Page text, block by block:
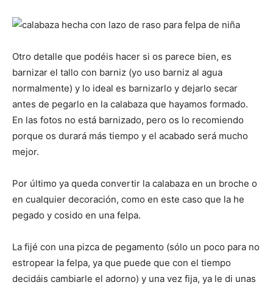
Otro detalle que podéis hacer si os parece bien, es
barnizar el tallo con barniz (yo uso barniz al agua
normalmente) y lo ideal es barnizarlo y dejarlo secar
antes de pegarlo en la calabaza que hayamos formado.
En las fotos no está barnizado, pero os lo recomiendo
porque os durará más tiempo y el acabado será mucho
mejor.
Por último ya queda convertir la calabaza en un broche o
en cualquier decoración, como en este caso que la he
pegado y cosido en una felpa.
La fijé con una pizca de pegamento (sólo un poco para no
estropear la felpa, ya que puede que con el tiempo
decidáis cambiarle el adorno) y una vez fija, ya le di unas